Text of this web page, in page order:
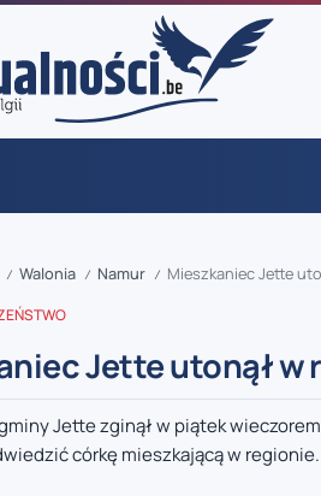
/ Walonia / Namur / Mieszkaniec Jette
Jette utonął w
Jette zginął w piątek
córkę mieszkającą w